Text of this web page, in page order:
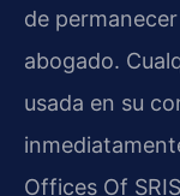
de
abogado.
usada en su
Offices Of